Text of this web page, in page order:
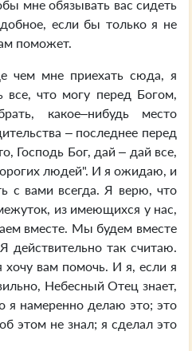
мне обязывать вас сидеть
если бы только я не
поможет.
чем мне приехать сюда, я
все, что могу перед Богом,
какое–нибудь место
– последнее перед
Господь Бог, дай – дай все,
людей". И я ожидаю, и
с вами всегда. Я верю, что
из имеющихся у нас,
вместе. Мы будем вместе
действительно так считаю.
вам помочь. И я, если я
Небесный Отец знает,
я намеренно делаю это; это
этом не знал; я сделал это